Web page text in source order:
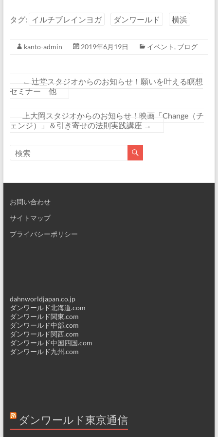
タグ: イルチブレインヨガ ダンワールド 横浜
kanto-admin 2019年6月19日 イベント , ブログ
← 辻堂スタジオからのお知らせ！願いを叶える瞑想
セミナー 他
上大岡スタジオからのお知らせ！映画「Change（チ
ェンジ）」＆引き寄せの法則実践講座 →
お問い合わせ
サイトマップ
プライバシーポリシー
dahnworldjapan.co.jp
ダンワールド北海道.com
ダンワールド関東.com
ダンワールド中部.com
ダンワールド関西.com
ダンワールド中国四国.com
ダンワールド九州.com
ダンワールド東京通信